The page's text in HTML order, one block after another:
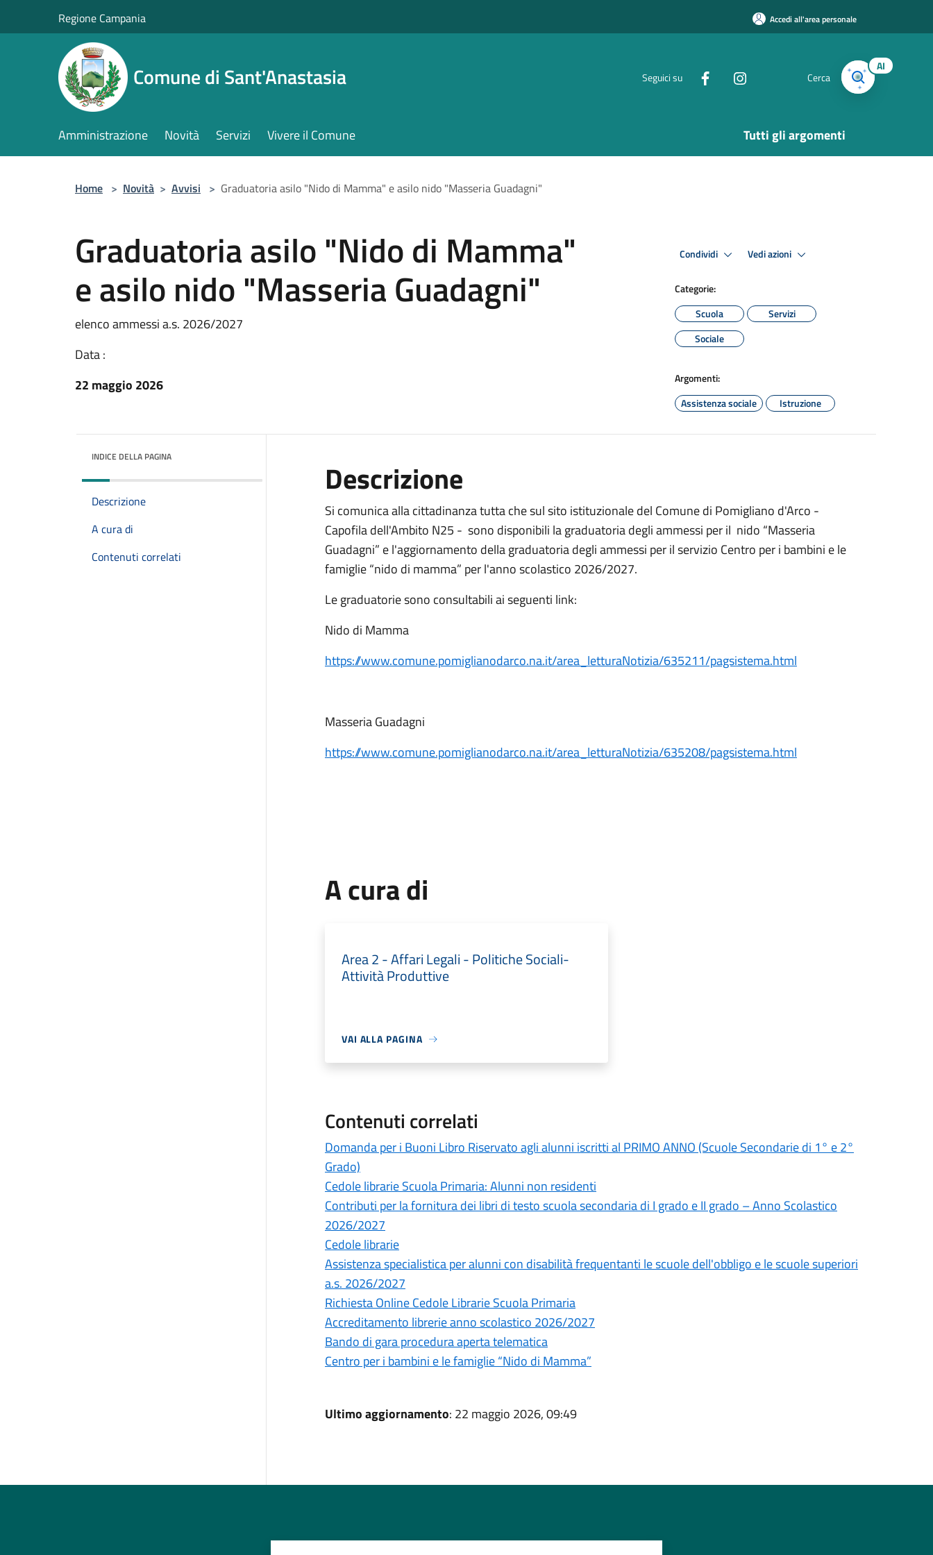
Regione Campania Accedi all'area personale
Comune di Sant'Anastasia Seguici su Cerca
AI
Amministrazione Novità Servizi Vivere il Comune Tutti gli argomenti
Home > Novità > Avvisi > Graduatoria asilo "Nido di Mamma" e asilo nido "Masseria Guadagni"
Graduatoria asilo "Nido di Mamma"
e asilo nido "Masseria Guadagni"
elenco ammessi a.s. 2026/2027
Data :
22 maggio 2026
Condividi Vedi azioni
Categorie:
Scuola
Servizi
Sociale
Argomenti:
Assistenza sociale
Istruzione
INDICE DELLA PAGINA
Descrizione
A cura di
Contenuti correlati
Descrizione
Si comunica alla cittadinanza tutta che sul sito istituzionale del Comune di Pomigliano d'Arco -
Capofila dell'Ambito N25 - sono disponibili la graduatoria degli ammessi per il nido “Masseria
Guadagni” e l'aggiornamento della graduatoria degli ammessi per il servizio Centro per i bambini e le
famiglie “nido di mamma” per l'anno scolastico 2026/2027.
Le graduatorie sono consultabili ai seguenti link:
Nido di Mamma
https://www.comune.pomiglianodarco.na.it/area_letturaNotizia/635211/pagsistema.html
Masseria Guadagni
https://www.comune.pomiglianodarco.na.it/area_letturaNotizia/635208/pagsistema.html
A cura di
Area 2 - Affari Legali - Politiche Sociali-
Attività Produttive
VAI ALLA PAGINA
Contenuti correlati
Domanda per i Buoni Libro Riservato agli alunni iscritti al PRIMO ANNO (Scuole Secondarie di 1° e 2°
Grado)
Cedole librarie Scuola Primaria: Alunni non residenti
Contributi per la fornitura dei libri di testo scuola secondaria di I grado e II grado – Anno Scolastico
2026/2027
Cedole librarie
Assistenza specialistica per alunni con disabilità frequentanti le scuole dell'obbligo e le scuole superiori
a.s. 2026/2027
Richiesta Online Cedole Librarie Scuola Primaria
Accreditamento librerie anno scolastico 2026/2027
Bando di gara procedura aperta telematica
Centro per i bambini e le famiglie “Nido di Mamma”
Ultimo aggiornamento: 22 maggio 2026, 09:49